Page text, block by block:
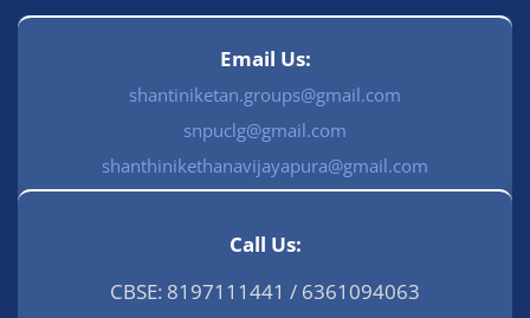
Email Us:
shantiniketan.groups@gmail.com
snpuclg@gmail.com
shanthinikethanavijayapura@gmail.com
Call Us:
CBSE: 8197111441 / 6361094063